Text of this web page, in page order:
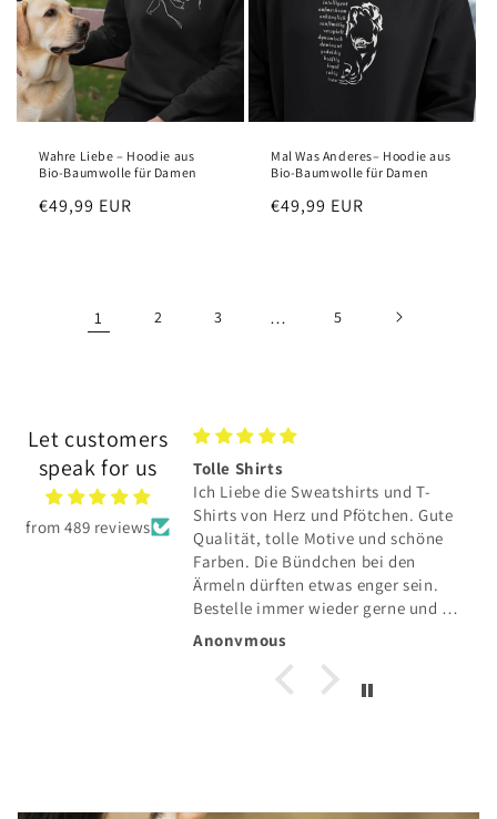
Wahre Liebe – Hoodie aus
Bio-Baumwolle für Damen
Regular
€49,99 EUR
Mal Was Anderes– Hoodie aus
Bio-Baumwolle für Damen
Regular
€49,99 EUR
1 2 3 … 5
Let customers
speak for us
from 489 reviews
hat sich total
Tolle Shirts
Ich Liebe die Sweatshirts und T-
Shirts von Herz und Pfötchen. Gute
Qualität, tolle Motive und schöne
Farben. Die Bündchen bei den
Ärmeln dürften etwas enger sein.
Bestelle immer wieder gerne und die
Lieferung in die Schweiz klappt auch
Anonymous